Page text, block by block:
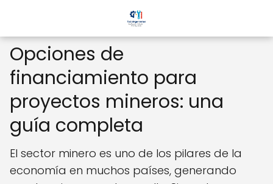
Opciones de
financiamiento para
proyectos mineros: una
guía completa
El sector minero es uno de los pilares de la
economía en muchos países, generando